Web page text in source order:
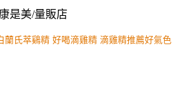
是美/量販店
蘭氏萃鷄精 好喝滴雞精 滴雞精推薦好氣色